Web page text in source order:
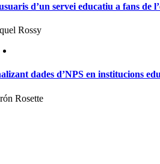
d’un servei educatiu a fans de
Rossy
dades d’NPS en institucions
Rosette